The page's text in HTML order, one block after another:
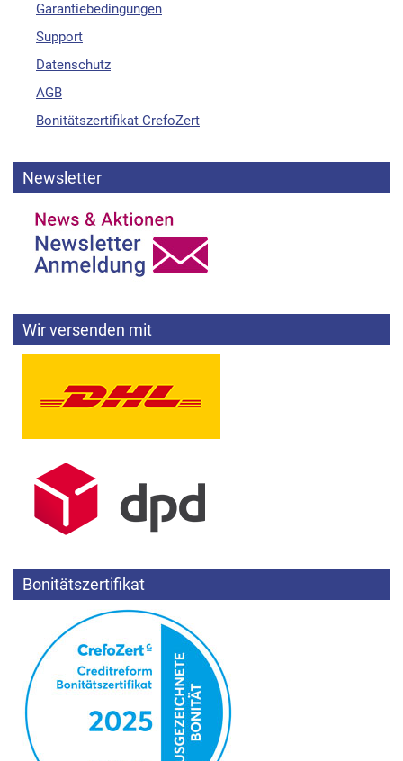
Garantiebedingungen
Support
Datenschutz
AGB
Bonitätszertifikat CrefoZert
Newsletter
Wir versenden mit
Bonitätszertifikat